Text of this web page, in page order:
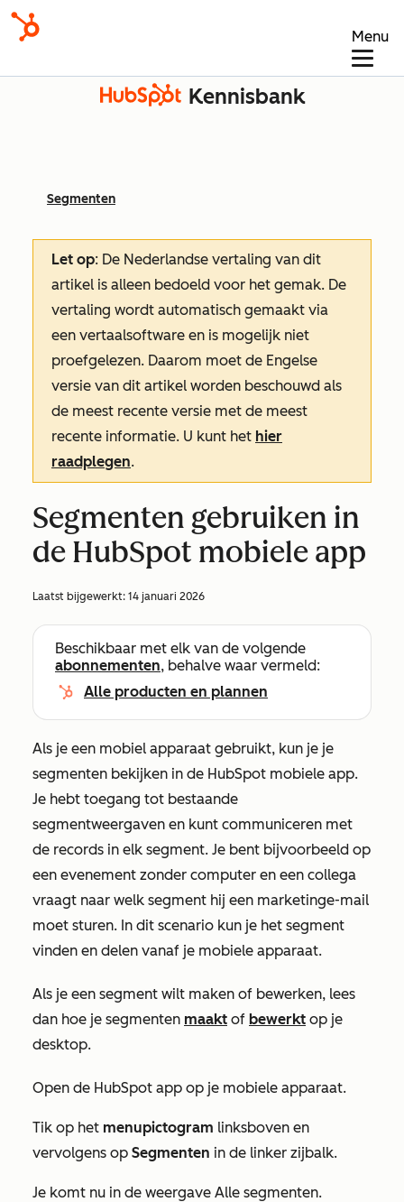
Menu
Kennisbank
Segmenten
Let op: De Nederlandse vertaling van dit
artikel is alleen bedoeld voor het gemak. De
vertaling wordt automatisch gemaakt via
een vertaalsoftware en is mogelijk niet
proefgelezen. Daarom moet de Engelse
versie van dit artikel worden beschouwd als
de meest recente versie met de meest
recente informatie. U kunt het hier
raadplegen.
Segmenten gebruiken in
de HubSpot mobiele app
Laatst bijgewerkt: 14 januari 2026
Beschikbaar met elk van de volgende
abonnementen, behalve waar vermeld:
Alle producten en plannen
Als je een mobiel apparaat gebruikt, kun je je
segmenten bekijken in de HubSpot mobiele app.
Je hebt toegang tot bestaande
segmentweergaven en kunt communiceren met
de records in elk segment. Je bent bijvoorbeeld op
een evenement zonder computer en een collega
vraagt naar welk segment hij een marketinge-mail
moet sturen. In dit scenario kun je het segment
vinden en delen vanaf je mobiele apparaat.
Als je een segment wilt maken of bewerken, lees
dan hoe je segmenten maakt of bewerkt op je
desktop.
Open de HubSpot app op je mobiele apparaat.
Tik op het menupictogram linksboven en
vervolgens op Segmenten in de linker zijbalk.
Je komt nu in de weergave Alle segmenten.